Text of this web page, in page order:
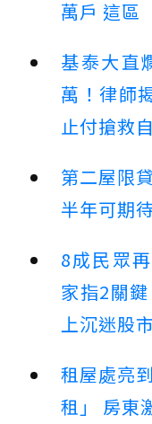
萬戶 這區
基泰大直
萬！律師
止付搶救
第二屋限
半年可期
8成民眾
家指2關
上沉迷股市
租屋處亮
租」 房東